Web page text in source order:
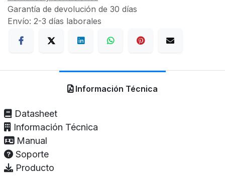
Garantía de devolución de 30 días
Envío: 2-3 días laborales
Información Técnica
Datasheet
Información Técnica
Manual
Soporte
Producto